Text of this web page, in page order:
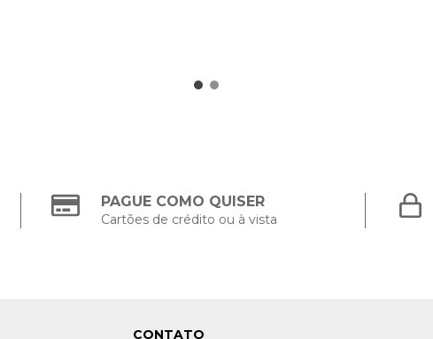
PAGUE COMO QUISER
Cartões de crédito ou à vista
CONTATO